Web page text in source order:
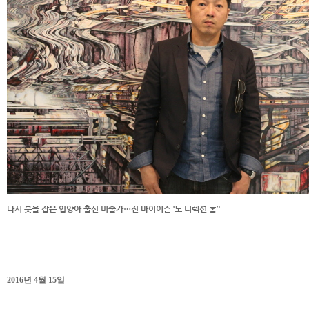
다시 붓을 잡은 입양아 출신 미술가…진 마이어슨 ‘노 디렉션 홈’'
2016년 4월 15일